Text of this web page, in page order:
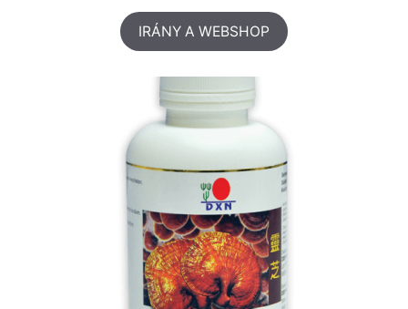
Értékelés
5.00az 5-
ből,
3
értékelés
alapján
IRÁNY A WEBSHOP